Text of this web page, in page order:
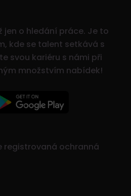
jen o hledání práce. Je to
kde se talent setkává s
svou kariéru s námi při
množstvím nabídek!
registrovaná ochranná